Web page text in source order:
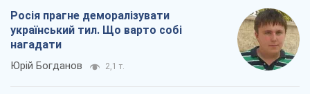
Росія прагне деморалізувати
український тил. Що варто собі
нагадати
Юрій Богданов 2,1 т.